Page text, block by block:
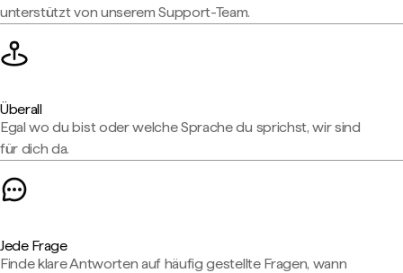
unterstützt von unserem Support-Team.
Überall
Egal wo du bist oder welche Sprache du sprichst, wir sind
für dich da.
Jede Frage
Finde klare Antworten auf häufig gestellte Fragen, wann